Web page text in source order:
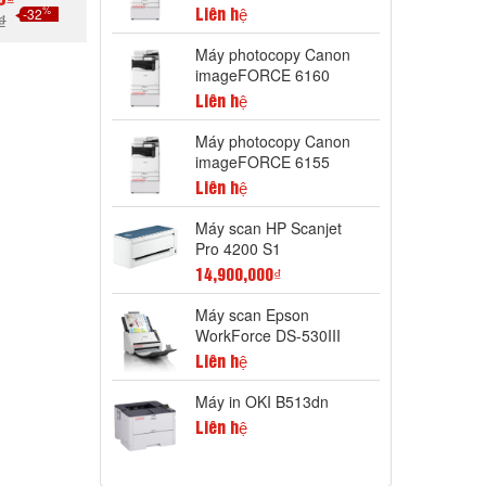
-32% Liên hệ
Máy photocopy Canon
imageFORCE 6160
Liên hệ
Máy photocopy Canon
imageFORCE 6155
Liên hệ
Máy scan HP Scanjet
Pro 4200 S1
14,900,000₫
Máy scan Epson
WorkForce DS-530III
Liên hệ
Máy in OKI B513dn
Liên hệ